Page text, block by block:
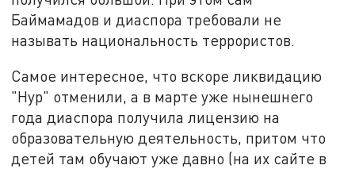
Баймамадов и диаспора требовали не
называть национальность террористов.
Самое интересное, что вскоре ликвидацию
"Нур" отменили, а в марте уже нынешнего
года диаспора получила лицензию на
образовательную деятельность, притом что
детей там обучают уже давно (на их сайте в